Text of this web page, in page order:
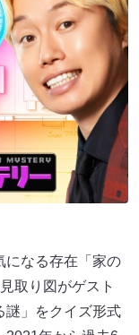
になる存在「家の
取り図がゲスト
謎」をクイズ形式